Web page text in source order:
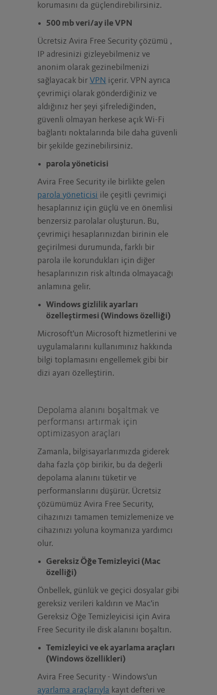
korumasını da güçlendirebilirsiniz.
500 mb veri/ay ile VPN
Ücretsiz Avira Free Security çözümü ,
IP adresinizi gizleyebilmeniz ve
anonim olarak gezinebilmenizi
sağlayacak birVPN içerir. VPN ayrıca
çevrimiçi olarak gönderdiğiniz ve
aldığınız her şeyi şifrelediğinden,
güvenli olmayan herkese açık Wi-Fi
bağlantı noktalarında bile daha güvenli
bir şekilde gezinebilirsiniz.
parola yöneticisi
Avira Free Security ile birlikte gelen
parola yöneticisi ile çeşitli çevrimiçi
hesaplarınız için güçlü ve en önemlisi
benzersiz parolalar oluşturun. Bu,
çevrimiçi hesaplarınızdan birinin ele
geçirilmesi durumunda, farklı bir
parola ile korundukları için diğer
hesaplarınızın risk altında olmayacağı
anlamına gelir.
Windows gizlilik ayarları
özelleştirmesi (Windows özelliği)
Microsoft'un Microsoft hizmetlerini ve
uygulamalarını kullanımınız hakkında
bilgi toplamasını engellemek gibi bir
dizi ayarı özelleştirin.
Depolama alanını boşaltmak ve
performansı artırmak için
optimizasyon araçları
Zamanla, bilgisayarlarımızda giderek
daha fazla çöp birikir, bu da değerli
depolama alanını tüketir ve
performanslarını düşürür. Ücretsiz
çözümümüz Avira Free Security,
cihazınızı tamamen temizlemenize ve
cihazınızı yoluna koymanıza yardımcı
olur.
Gereksiz Öğe Temizleyici (Mac
özelliği)
Önbellek, günlük ve geçici dosyalar gibi
gereksiz verileri kaldırın ve Mac'in
Gereksiz Öğe Temizleyicisi için Avira
Free Security ile disk alanını boşaltın.
Temizleyici ve ek ayarlama araçları
(Windows özellikleri)
Avira Free Security - Windows'un
ayarlama araçlarıyla kayıt defteri ve